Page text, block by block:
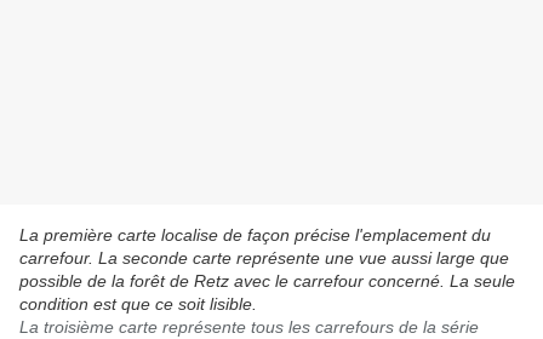
La première carte localise de façon précise l'emplacement du
carrefour. La seconde carte représente une vue aussi large que
possible de la forêt de Retz avec le carrefour concerné. La seule
condition est que ce soit lisible.
La troisième carte représente tous les carrefours de la série